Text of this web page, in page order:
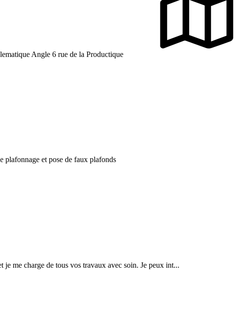
Angle 6 rue de la Productique
plafonnage et pose de faux plafonds
je me charge de tous vos travaux avec soin. Je peux int...